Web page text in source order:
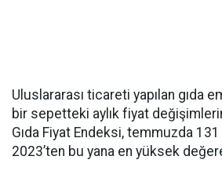
Uluslararası ticareti yapılan gıda
bir sepetteki aylık fiyat
Gıda Fiyat Endeksi, temmuzda
2023’ten bu yana en yüksek